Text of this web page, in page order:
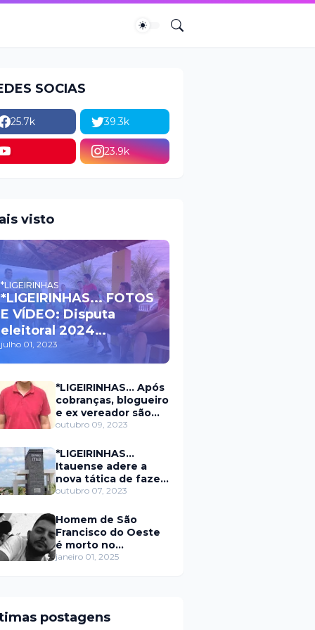
SOCIAS
25.7k 39.3k
23.9k
visto
*LIGEIRINHAS
*LIGEIRINHAS... FOTOS
E VÍDEO: Disputa
eleitoral 2024
movimenta políticos
da oposição em Itaú na
escolha do candidato
a prefeito
julho 01, 2023
*LIGEIRINHAS... Após
cobranças, blogueiro
e ex vereador são
xingados pelo
prefeitura de Itaú
outubro 09, 2023
*LIGEIRINHAS...
Itauense adere a
nova tática de fazer
exame através de
outubro 07, 2023
Homem de São
Francisco do Oeste
é morto no
município de
janeiro 01, 2025
postagens